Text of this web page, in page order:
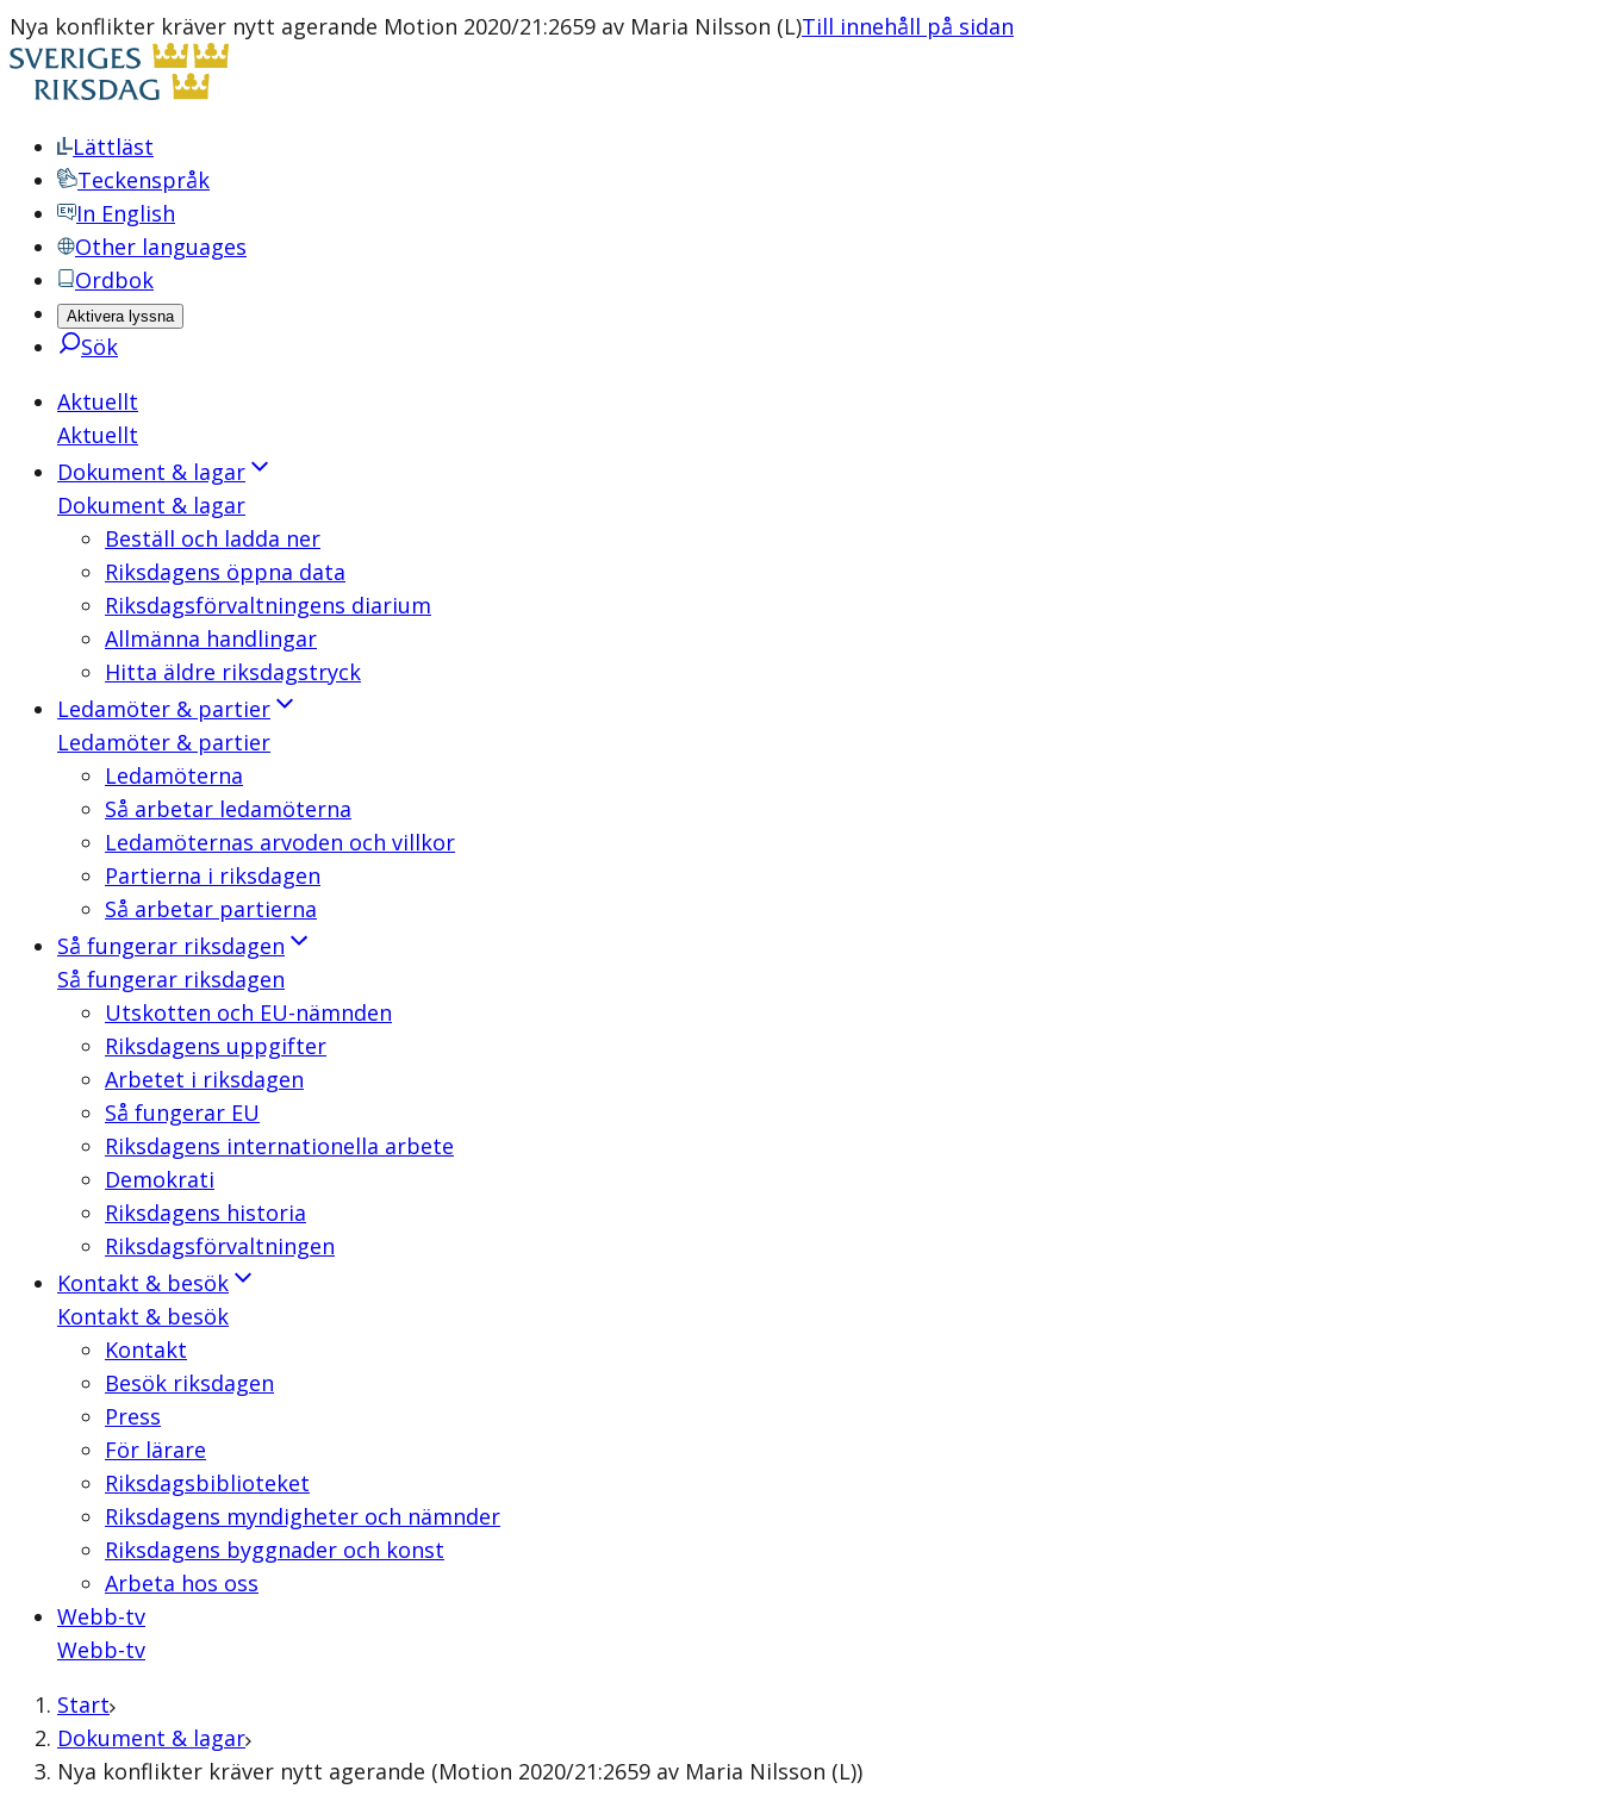
Nya konflikter kräver nytt agerande Motion 2020/21:2659 av Maria Nilsson (L)Till innehåll på sidan
Lättläst
Teckenspråk
In English
Other languages
Ordbok
Aktivera lyssna
Sök
Aktuellt
Aktuellt
Dokument & lagar
Dokument & lagar
Beställ och ladda ner
Riksdagens öppna data
Riksdagsförvaltningens diarium
Allmänna handlingar
Hitta äldre riksdagstryck
Ledamöter & partier
Ledamöter & partier
Ledamöterna
Så arbetar ledamöterna
Ledamöternas arvoden och villkor
Partierna i riksdagen
Så arbetar partierna
Så fungerar riksdagen
Så fungerar riksdagen
Utskotten och EU-nämnden
Riksdagens uppgifter
Arbetet i riksdagen
Så fungerar EU
Riksdagens internationella arbete
Demokrati
Riksdagens historia
Riksdagsförvaltningen
Kontakt & besök
Kontakt & besök
Kontakt
Besök riksdagen
Press
För lärare
Riksdagsbiblioteket
Riksdagens myndigheter och nämnder
Riksdagens byggnader och konst
Arbeta hos oss
Webb-tv
Webb-tv
Start
Dokument & lagar
Nya konflikter kräver nytt agerande (Motion 2020/21:2659 av Maria Nilsson (L))